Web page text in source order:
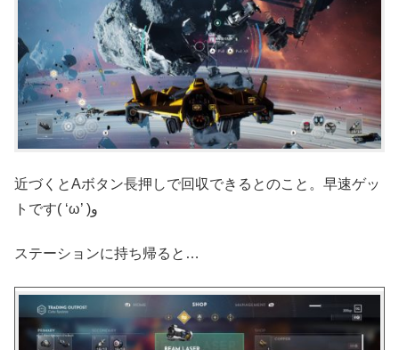
近づくとAボタン長押しで回収できるとのこと。早速ゲッ
トです( ‘ω’ )و
ステーションに持ち帰ると…